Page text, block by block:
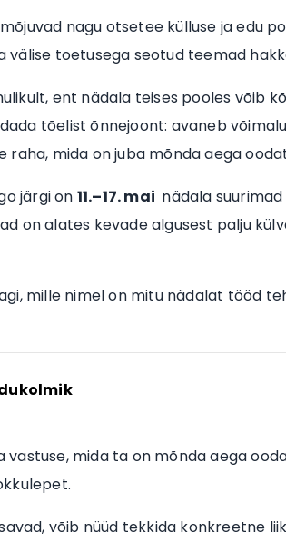
nagu otsetee külluse ja edu
välise toetusega seotud teemad
ent nädala teises pooles võib
tõelist õnnejoont: avaneb
raha, mida on juba mõnda aega
järgi on 11.–17. mai nädala
on alates kevade algusest palju
mille nimel on mitu nädalat tööd
vastuse, mida ta on mõnda aega
võib nüüd tekkida konkreetne